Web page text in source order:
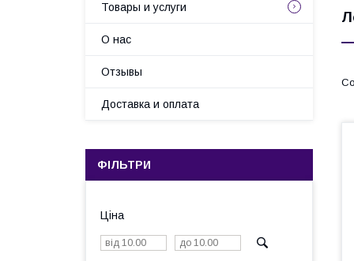
Товары и услуги
О нас
Отзывы
Доставка и оплата
ФІЛЬТРИ
Ціна